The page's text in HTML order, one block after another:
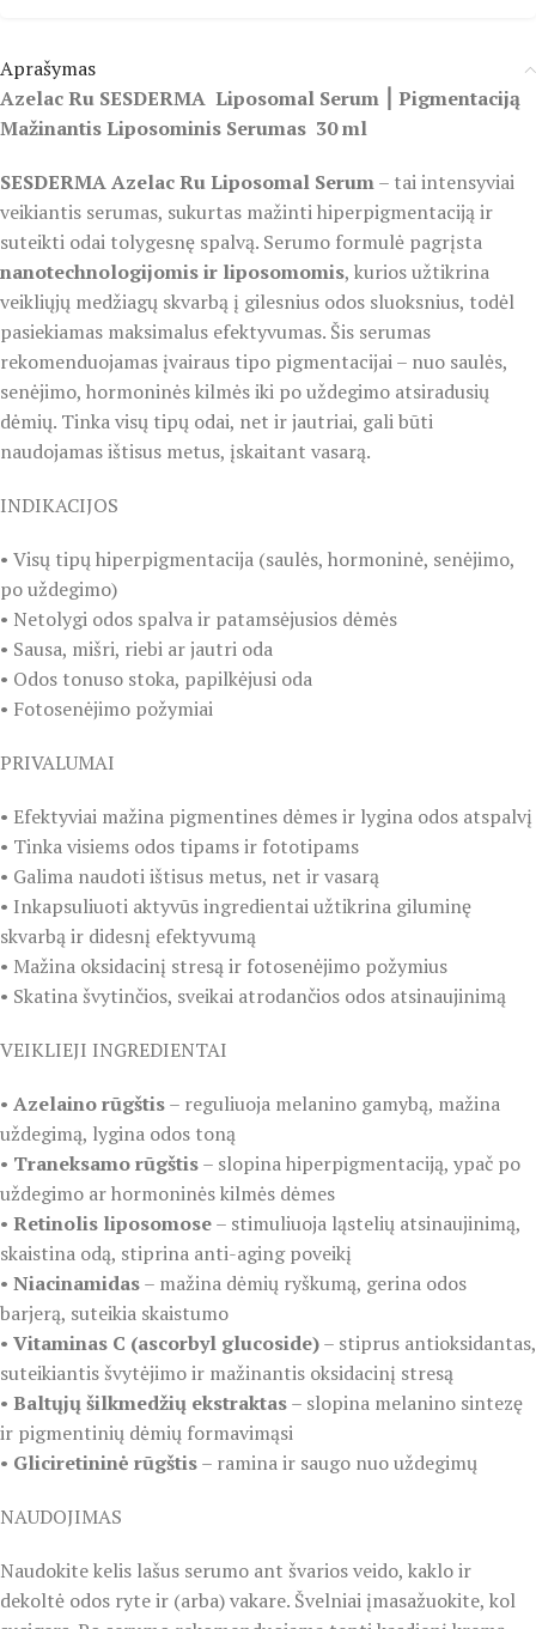
Aprašymas
Azelac Ru SESDERMA Liposomal Serum ⎮ Pigmentaciją
Mažinantis Liposominis Serumas 30 ml
SESDERMA Azelac Ru Liposomal Serum– tai intensyviai
veikiantis serumas, sukurtas mažinti hiperpigmentaciją ir
suteikti odai tolygesnę spalvą. Serumo formulė pagrįsta
nanotechnologijomis ir liposomomis, kurios užtikrina
veikliųjų medžiagų skvarbą į gilesnius odos sluoksnius, todėl
pasiekiamas maksimalus efektyvumas. Šis serumas
rekomenduojamas įvairaus tipo pigmentacijai – nuo saulės,
senėjimo, hormoninės kilmės iki po uždegimo atsiradusių
dėmių. Tinka visų tipų odai, net ir jautriai, gali būti
naudojamas ištisus metus, įskaitant vasarą.
INDIKACIJOS
• Visų tipų hiperpigmentacija (saulės, hormoninė, senėjimo,
po uždegimo)
• Netolygi odos spalva ir patamsėjusios dėmės
• Sausa, mišri, riebi ar jautri oda
• Odos tonuso stoka, papilkėjusi oda
• Fotosenėjimo požymiai
PRIVALUMAI
• Efektyviai mažina pigmentines dėmes ir lygina odos atspalvį
• Tinka visiems odos tipams ir fototipams
• Galima naudoti ištisus metus, net ir vasarą
• Inkapsuliuoti aktyvūs ingredientai užtikrina giluminę
skvarbą ir didesnį efektyvumą
• Mažina oksidacinį stresą ir fotosenėjimo požymius
• Skatina švytinčios, sveikai atrodančios odos atsinaujinimą
VEIKLIEJI INGREDIENTAI
• Azelaino rūgštis– reguliuoja melanino gamybą, mažina
uždegimą, lygina odos toną
• Traneksamo rūgštis– slopina hiperpigmentaciją, ypač po
uždegimo ar hormoninės kilmės dėmes
• Retinolis liposomose– stimuliuoja ląstelių atsinaujinimą,
skaistina odą, stiprina anti-aging poveikį
• Niacinamidas– mažina dėmių ryškumą, gerina odos
barjerą, suteikia skaistumo
• Vitaminas C (ascorbyl glucoside)– stiprus antioksidantas,
suteikiantis švytėjimo ir mažinantis oksidacinį stresą
• Baltųjų šilkmedžių ekstraktas– slopina melanino sintezę
ir pigmentinių dėmių formavimąsi
• Gliciretininė rūgštis– ramina ir saugo nuo uždegimų
NAUDOJIMAS
Naudokite kelis lašus serumo ant švarios veido, kaklo ir
dekoltė odos ryte ir (arba) vakare. Švelniai įmasažuokite, kol